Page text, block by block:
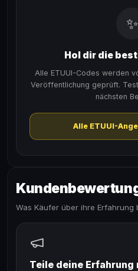
✨
Hol dir die
Alle ETUUI-Codes werden
Veröffentlichung geprüft.
nächsten
Alle ETUUI-
Was Käufer über ihre Erfahrung
Teile deine Erfahrung